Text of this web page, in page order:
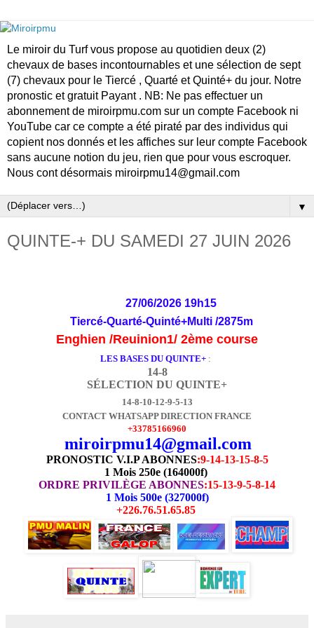
Le miroir du Turf vous propose au quotidien deux (2)
chevaux de bases incontournables et une sélection de sept
(7) chevaux pour le Tiercé , Quarté et Quinté+ du jour. Notre
pronostic et gratuit Payant . NB: Ne pas effectuer un
abonnement de miroirpmu.com sur un compte Facebook ni
YouTube car ce compte a été piraté par des individus qui
copient nos donnés et les affiches sur leur compte Facebook
sans aucune notion du jeu, rien que pour vous escroquer.
Nous cont désormais miroirpmu14@gmail.com
▼
QUINTE-+ DU SAMEDI 27 JUIN 2026
27/06/2026 19h15
Tiercé-Quarté-Quinté+Multi /2875m
Enghien /Reuinion1/ 2ème course
LES BASES DU QUINTE+ :
14-8
SÉLECTION DU QUINTE+
14-8-10-12-9-5-13
CONTACT WHATSAPP DIRECTION FRANCE
+33785166960
miroirpmu14@gmail.com
PRONOSTIC V.I.P ABONNES:9-14-13-15-8-5
1 Mois 250e (164000f)
ORDRE PRIVILÈGE ABONNES:15-13-9-5-8-14
1 Mois 500e (327000f)
+226.76.51.65.85